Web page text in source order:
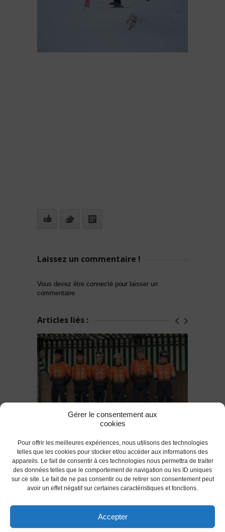
Gérer le consentement aux
cookies
Pour offrir les meilleures expériences, nous utilisons des technologies
telles que les cookies pour stocker et/ou accéder aux informations des
appareils. Le fait de consentir à ces technologies nous permettra de traiter
des données telles que le comportement de navigation ou les ID uniques
sur ce site. Le fait de ne pas consentir ou de retirer son consentement peut
avoir un effet négatif sur certaines caractéristiques et fonctions.
Accepter
Laissez un commentaire !
Vous devez être connecté pour laisser un
commentaire
Articles liés :
́Retour sur le Trophée Louison Bobet
2023
RETOUR